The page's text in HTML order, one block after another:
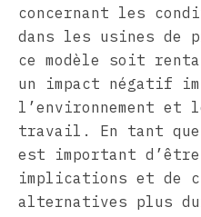
concernant les
dans les usines de
ce modèle soit
un impact négatif
l’environnement et
travail. En tant que
est important
implications et de
alternatives plus